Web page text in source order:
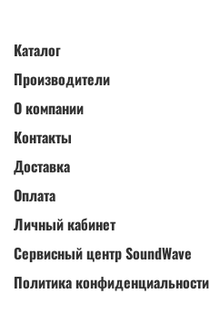
Каталог
Производители
О компании
Контакты
Доставка
Оплата
Личный кабинет
Сервисный центр SoundWave
Политика конфиденциальности